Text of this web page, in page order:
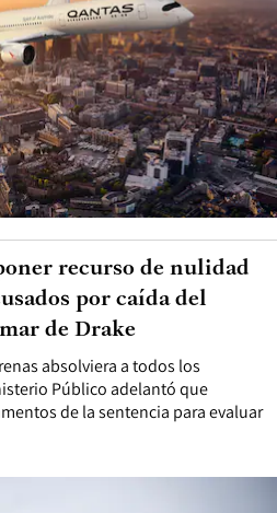
absolviera a todos los
Público adelantó que
de la sentencia para evaluar
recurso de nulidad
por caída del
de Drake